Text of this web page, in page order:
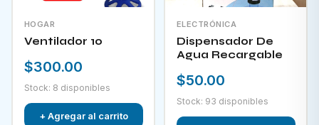
HOGAR
Ventilador 10
$300.00
Stock: 8 disponibles
+ Agregar al carrito
ELECTRÓNICA
Dispensador De
Agua Recargable
$50.00
Stock: 93 disponibles